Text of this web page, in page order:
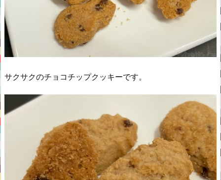
サクサクのチョコチップクッキーです。